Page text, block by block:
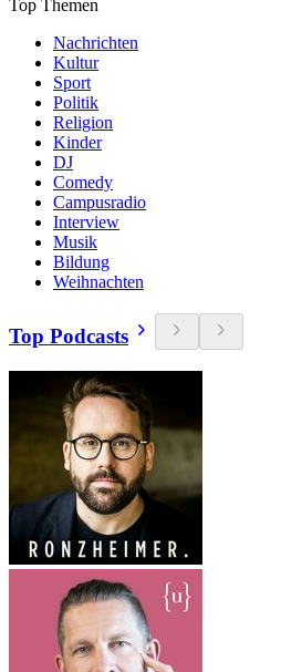
Top Themen
Nachrichten
Kultur
Sport
Politik
Religion
Kinder
DJ
Comedy
Campusradio
Interview
Musik
Bildung
Weihnachten
Top Podcasts